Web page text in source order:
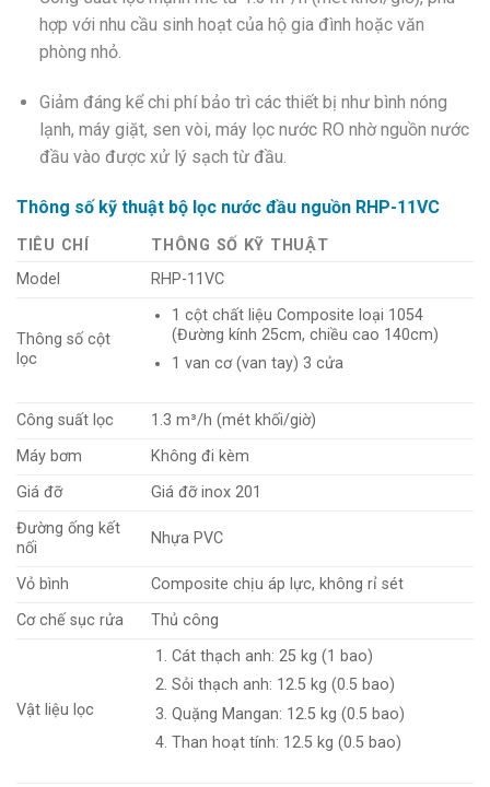
hợp với nhu cầu sinh hoạt của hộ gia đình hoặc văn
phòng nhỏ.
Giảm đáng kể chi phí bảo trì các thiết bị như bình nóng
lạnh, máy giặt, sen vòi, máy lọc nước RO nhờ nguồn nước
đầu vào được xử lý sạch từ đầu.
Thông số kỹ thuật bộ lọc nước đầu nguồn RHP-11VC
TIÊU CHÍ
THÔNG SỐ KỸ THUẬT
Model
RHP-11VC
Thông số cột
lọc
1 cột chất liệu Composite loại 1054
(Đường kính 25cm, chiều cao 140cm)
1 van cơ (van tay) 3 cửa
Công suất lọc
1.3 m³/h (mét khối/giờ)
Máy bơm
Không đi kèm
Giá đỡ
Giá đỡ inox 201
Đường ống kết
nối
Nhựa PVC
Vỏ bình
Composite chịu áp lực, không rỉ sét
Cơ chế sục rửa
Thủ công
Vật liệu lọc
Cát thạch anh: 25 kg (1 bao)
Sỏi thạch anh: 12.5 kg (0.5 bao)
Quặng Mangan: 12.5 kg (0.5 bao)
Than hoạt tính: 12.5 kg (0.5 bao)